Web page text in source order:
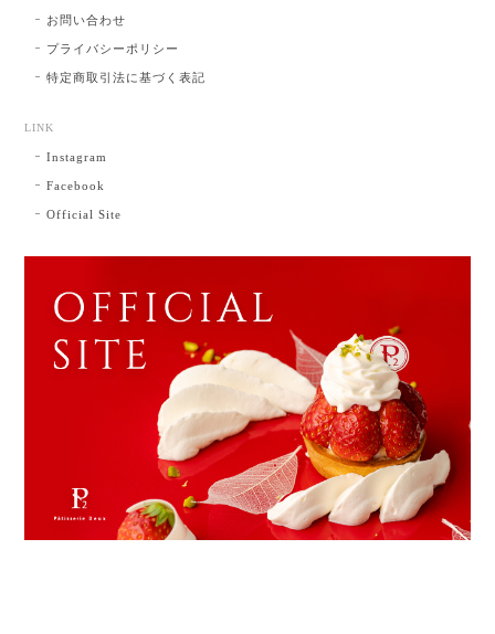
お問い合わせ
プライバシーポリシー
特定商取引法に基づく表記
LINK
Instagram
Facebook
Official Site